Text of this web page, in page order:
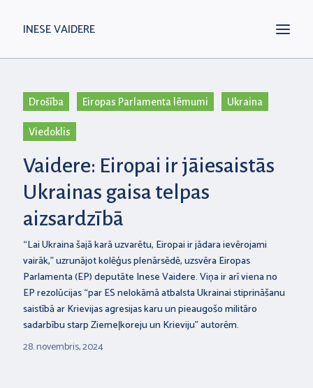
INESE VAIDERE
Drošība Eiropas Parlamenta lēmumi Ukraina
Viedoklis
Vaidere: Eiropai ir jāiesaistās
Ukrainas gaisa telpas
aizsardzībā
“Lai Ukraina šajā karā uzvarētu, Eiropai ir jādara ievērojami
vairāk,” uzrunājot kolēģus plenārsēdē, uzsvēra Eiropas
Parlamenta (EP) deputāte Inese Vaidere. Viņa ir arī viena no
EP rezolūcijas “par ES nelokāmā atbalsta Ukrainai stiprināšanu
saistībā ar Krievijas agresijas karu un pieaugošo militāro
sadarbību starp Ziemeļkoreju un Krieviju” autorēm.
28. novembris, 2024